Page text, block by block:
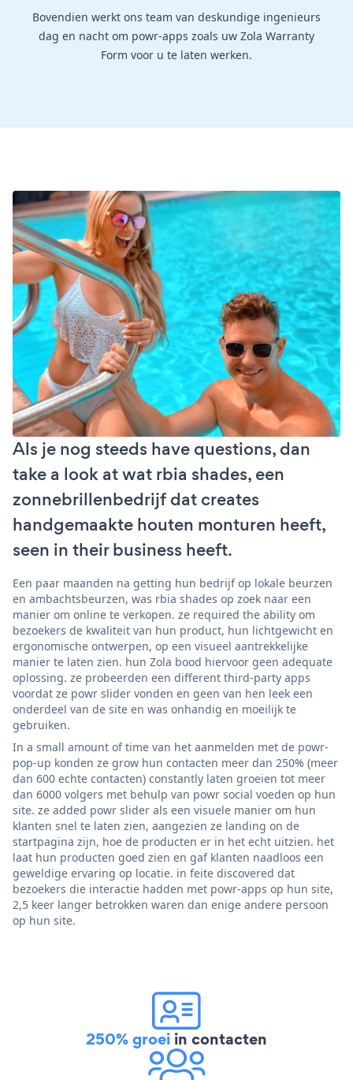
Bovendien werkt ons team van deskundige ingenieurs
dag en nacht om powr-apps zoals uw Zola Warranty
Form voor u te laten werken.
Als je nog steeds have questions, dan
take a look at wat rbia shades, een
zonnebrillenbedrijf dat creates
handgemaakte houten monturen heeft,
seen in their business heeft.
Een paar maanden na getting hun bedrijf op lokale beurzen
en ambachtsbeurzen, was rbia shades op zoek naar een
manier om online te verkopen. ze required the ability om
bezoekers de kwaliteit van hun product, hun lichtgewicht en
ergonomische ontwerpen, op een visueel aantrekkelijke
manier te laten zien. hun Zola bood hiervoor geen adequate
oplossing. ze probeerden een different third-party apps
voordat ze powr slider vonden en geen van hen leek een
onderdeel van de site en was onhandig en moeilijk te
gebruiken.
In a small amount of time van het aanmelden met de powr-
pop-up konden ze grow hun contacten meer dan 250% (meer
dan 600 echte contacten) constantly laten groeien tot meer
dan 6000 volgers met behulp van powr social voeden op hun
site. ze added powr slider als een visuele manier om hun
klanten snel te laten zien, aangezien ze landing on de
startpagina zijn, hoe de producten er in het echt uitzien. het
laat hun producten goed zien en gaf klanten naadloos een
geweldige ervaring op locatie. in feite discovered dat
bezoekers die interactie hadden met powr-apps op hun site,
2,5 keer langer betrokken waren dan enige andere persoon
op hun site.
250% groei in contacten